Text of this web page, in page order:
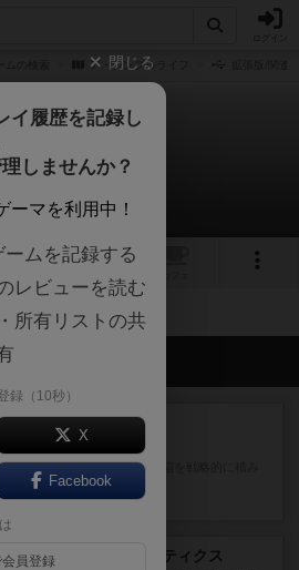
ア・シンプルライフ
ンプルライフ
張/関連作品 0件
1
員の新しい投稿
ーケットフレッシュ
的あなたの店先に農産物の木箱を戦略的に積み
ねて在庫を最大化し、競合...
3時間前by jurong
メントオンラインタクティクス
閉じる
イ履歴を記録し
しませんか？
ーマを利用中！
ムを記録する
レビューを読む
所有リストの共
録（10秒）
X
Facebook
員登録